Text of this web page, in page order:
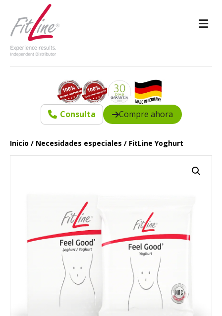
Consulta Compre ahora
Inicio / Necesidades especiales / FitLine Yoghurt